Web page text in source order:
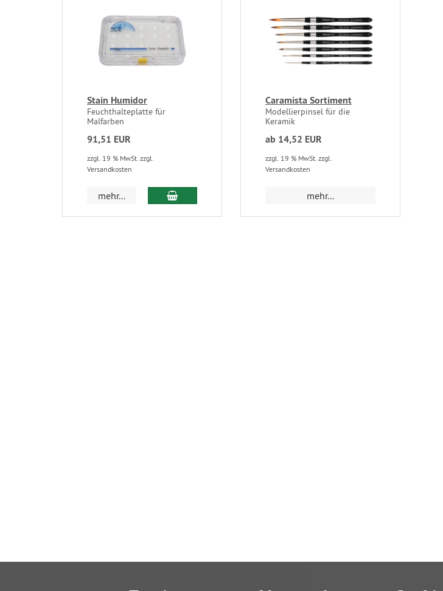
Stain Humidor
Feuchthalteplatte für
Malfarben
91,51 EUR
zzgl. 19 % MwSt. zzgl.
Versandkosten
mehr... In den Warenkorb
Caramista Sortiment
Modellierpinsel für die
Keramik
ab 14,52 EUR
zzgl. 19 % MwSt. zzgl.
Versandkosten
mehr...